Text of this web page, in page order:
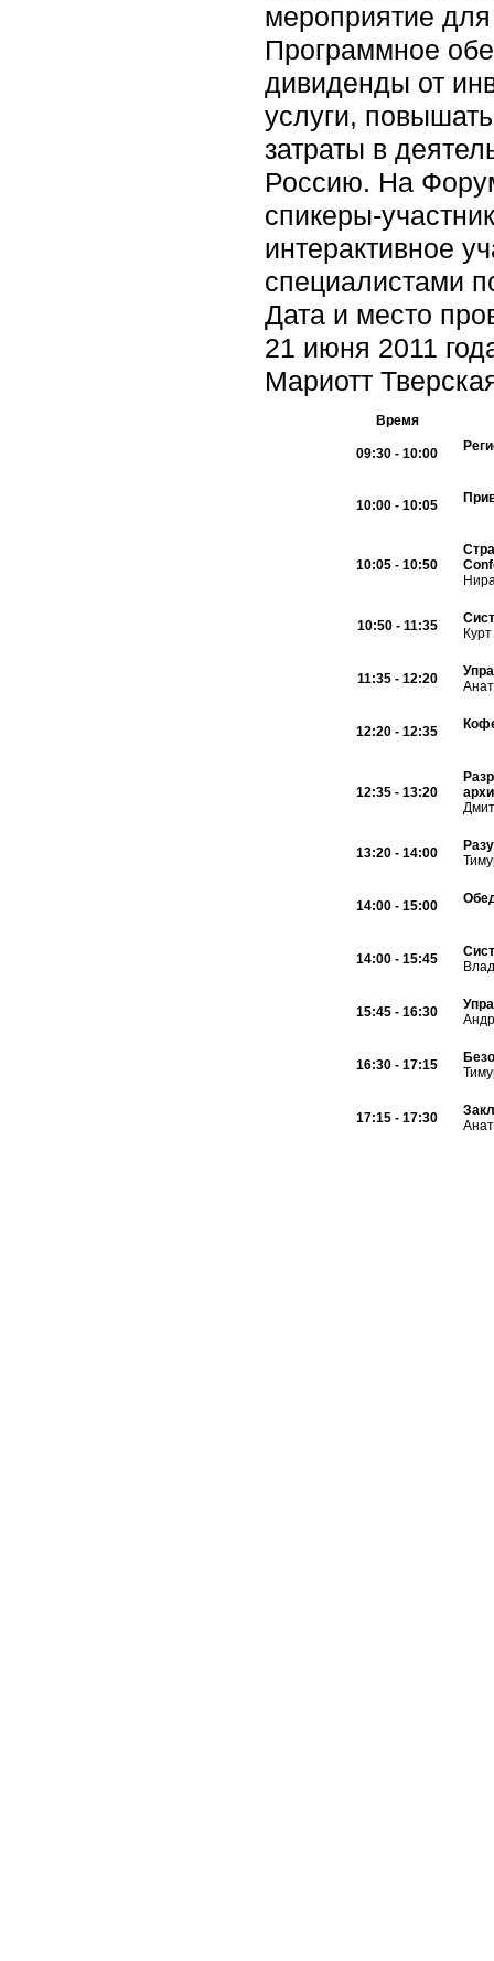
мероприятие
Программное
дивиденды от
услуги,
затраты в
Россию. На
спикеры-
интерактивное
специалистами
Дата и место
21 июня 2011
Мариотт
Время
09:30 - 10:00
10:00 - 10:05
10:05 - 10:50
10:50 - 11:35
11:35 - 12:20
12:20 - 12:35
12:35 - 13:20
13:20 - 14:00
14:00 - 15:00
14:00 - 15:45
15:45 - 16:30
16:30 - 17:15
17:15 - 17:30